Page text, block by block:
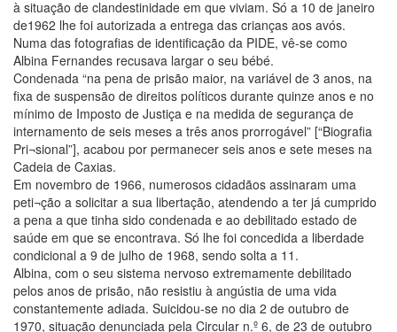
à situação de clandestinidade em que viviam. Só a 10 de janeiro
de1962 lhe foi autorizada a entrega das crianças aos avós.
Numa das fotografias de identificação da PIDE, vê-se como
Albina Fernandes recusava largar o seu bébé.
Condenada “na pena de prisão maior, na variável de 3 anos, na
fixa de suspensão de direitos políticos durante quinze anos e no
mínimo de Imposto de Justiça e na medida de segurança de
internamento de seis meses a três anos prorrogável” [“Biografia
Pri¬sional”], acabou por permanecer seis anos e sete meses na
Cadeia de Caxias.
Em novembro de 1966, numerosos cidadãos assinaram uma
peti¬ção a solicitar a sua libertação, atendendo a ter já cumprido
a pena a que tinha sido condenada e ao debilitado estado de
saúde em que se encontrava. Só lhe foi concedida a liberdade
condicional a 9 de julho de 1968, sendo solta a 11.
Albina, com o seu sistema nervoso extremamente debilitado
pelos anos de prisão, não resistiu à angústia de uma vida
constantemente adiada. Suicidou-se no dia 2 de outubro de
1970, situação denunciada pela Circular n.º 6, de 23 de outubro